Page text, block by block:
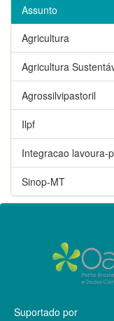
Assunto
Agricultura
Agricultura
Agrossilvipastoril
Ilpf
Integracao lavoura-
Sinop-MT
Suportado por